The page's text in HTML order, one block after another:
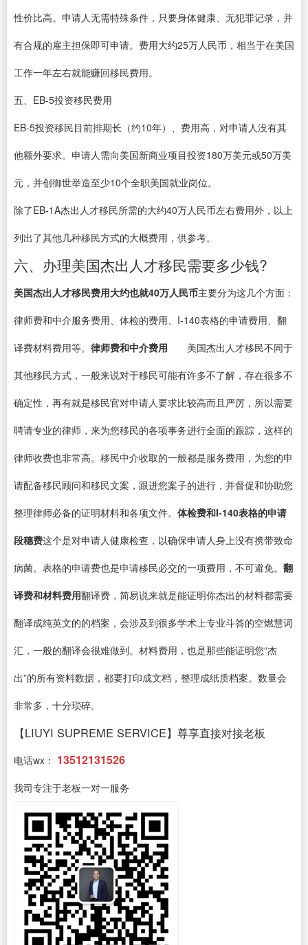
性价比高。申请人无需特殊条件，只要身体健康、无犯罪记录，并
有合规的雇主担保即可申请。费用大约25万人民币，相当于在美国
工作一年左右就能赚回移民费用。
五、EB-5投资移民费用
EB-5投资移民目前排期长（约10年）、费用高，对申请人没有其
他额外要求。申请人需向美国新商业项目投资180万美元或50万美
元，并创御世举造至少10个全职美国就业岗位。
除了EB-1A杰出人才移民所需的大约40万人民币左右费用外，以上
列出了其他几种移民方式的大概费用，供参考。
六、办理美国杰出人才移民需要多少钱?
美国杰出人才移民费用大约也就40万人民币主要分为这几个方面：
律师费和中介服务费用、体检的费用、I-140表格的申请费用、翻
译费材料费用等。 律师费和中介费用 美国杰出人才移民不同于
其他移民方式，一般来说对于移民可能有许多不了解，存在很多不
确定性，再有就是移民官对申请人要求比较高而且严厉，所以需要
聘请专业的律师，来为您移民的各项事务进行全面的跟踪，这样的
律师收费也非常高。移民中介收取的一般都是服务费用，为您的申
请配备移民顾问和移民文案，跟进您案子的进行，并督促和协助您
整理律师必备的证明材料和各项文件。 体检费和I-140表格的申请
段穗费这个是对申请人健康检查，以确保申请人身上没有携带致命
病菌。表格的申请费也是申请移民必交的一项费用，不可避免。 翻
译费和材料费用翻译费，简易说来就是能证明你杰出的材料都需要
翻译成纯英文的的档案，会涉及到很多学术上专业斗答的空燃慧词
汇，一般的翻译会很难做到。材料费用，也是那些能证明您“杰
出”的所有资料数据，都要打印成文档，整理成纸质档案。数量会
非常多，十分琐碎。
【LIUYI SUPREME SERVICE】尊享直接对接老板
电话wx： 13512131526
我司专注于老板一对一服务